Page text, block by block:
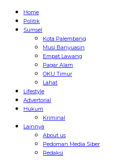
Home
Politik
Sumsel
Kota Palembang
Musi Banyuasin
Empat Lawang
Pagar Alam
OKU Timur
Lahat
Lifestyle
Advertorial
Hukum
Kriminal
Lainnya
About us
Pedoman Media Siber
Redaksi